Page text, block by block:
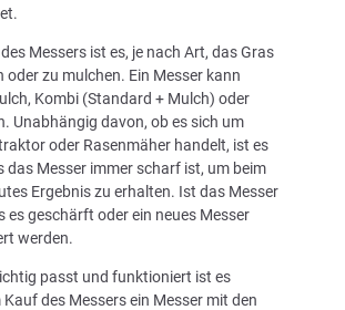
Messers ist es, je nach Art, das Gras
oder zu mulchen. Ein Messer kann
Kombi (Standard + Mulch) oder
Unabhängig davon, ob es sich um
oder Rasenmäher handelt, ist es
das Messer immer scharf ist, um beim
Ergebnis zu erhalten. Ist das Messer
es geschärft oder ein neues Messer
werden.
passt und funktioniert ist es
des Messers ein Messer mit den